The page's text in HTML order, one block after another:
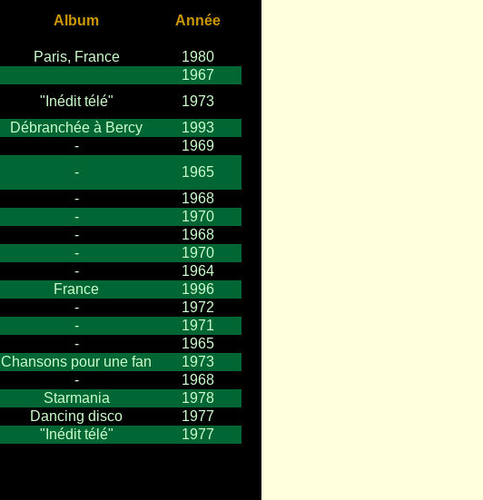
Album Année
Paris, France
1980
1967
"Inédit télé"
1973
Débranchée à Bercy
1993
-
1969
-
1965
-
1968
-
1970
-
1968
-
1970
-
1964
France
1996
-
1972
-
1971
-
1965
Chansons pour une fan
1973
-
1968
Starmania
1978
Dancing disco
1977
"Inédit télé" 1977